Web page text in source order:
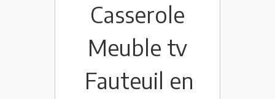
Casserole
Meuble tv
Fauteuil en